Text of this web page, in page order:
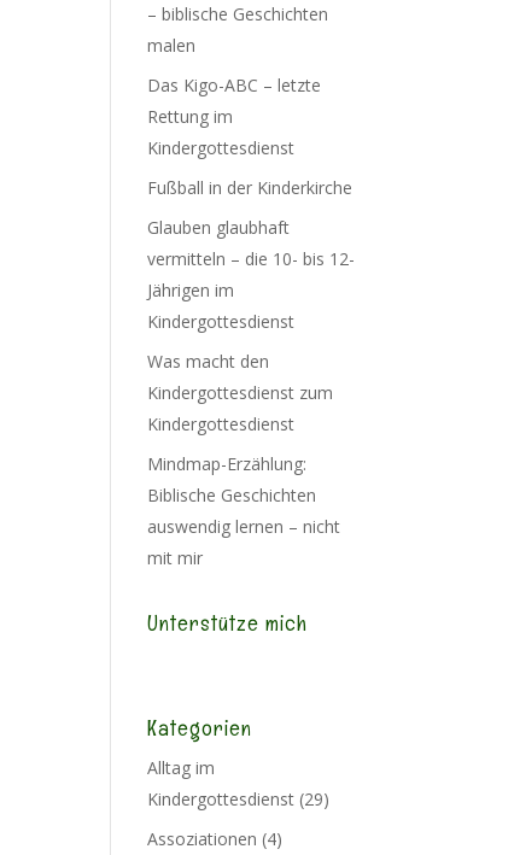
– biblische Geschichten
malen
Das Kigo-ABC – letzte
Rettung im
Kindergottesdienst
Fußball in der Kinderkirche
Glauben glaubhaft
vermitteln – die 10- bis 12-
Jährigen im
Kindergottesdienst
Was macht den
Kindergottesdienst zum
Kindergottesdienst
Mindmap-Erzählung:
Biblische Geschichten
auswendig lernen – nicht
mit mir
Unterstütze mich
Kategorien
Alltag im
Kindergottesdienst (29)
Assoziationen (4)